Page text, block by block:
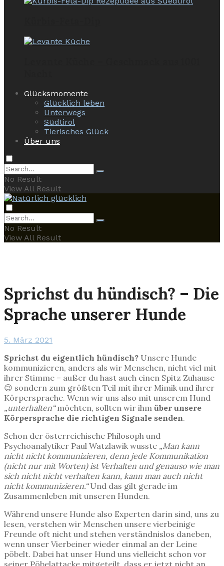
Glücksmomente
Glücklich leben
Unterwegs
Südtirol
Tierisches Glück
Über uns
No Result
View All Result
No Result
View All Result
Sprichst du hündisch? – Die
Sprache unserer Hunde
5. März 2021
Sprichst du eigentlich hündisch? Unsere Hunde
kommunizieren, anders als wir Menschen, nicht viel mit
ihrer Stimme – außer du hast auch einen Spitz Zuhause
😉 sondern zum größten Teil mit ihrer Mimik und ihrer
Körpersprache. Wenn wir uns also mit unserem Hund
„unterhalten“möchten, sollten wir ihm über unsere
Körpersprache die richtigen Signale senden.
Schon der österreichische Philosoph und
Psychoanalytiker Paul Watzlawik wusste „Man kann
nicht nicht kommunizieren, denn jede Kommunikation
(nicht nur mit Worten) ist Verhalten und genauso wie man
sich nicht nicht verhalten kann, kann man auch nicht
nicht kommunizieren.“Und das gilt gerade im
Zusammenleben mit unseren Hunden.
Während unsere Hunde also Experten darin sind, uns zu
lesen, verstehen wir Menschen unsere vierbeinige
Freunde oft nicht und stehen verständnislos daneben,
wenn unser Vierbeiner wieder einmal an der Leine
pöbelt. Dabei hat unser Hund uns vielleicht schon vor